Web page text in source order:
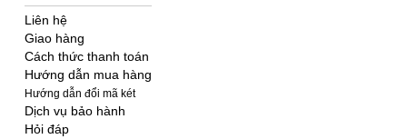
Liên hệ
Giao hàng
Cách thức thanh toán
Hướng dẫn mua hàng
Hướng dẫn đổi mã két
Dịch vụ bảo hành
Hỏi đáp